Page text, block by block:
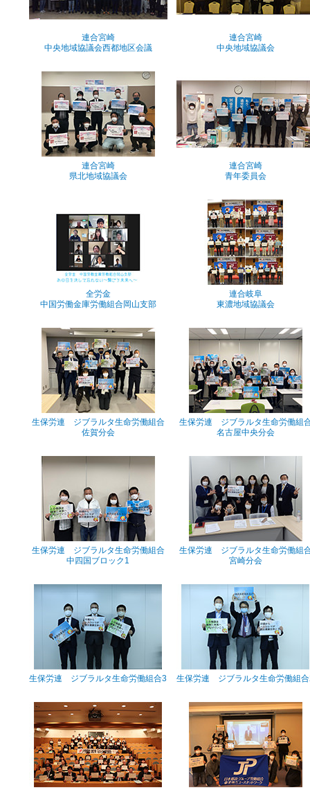
連合宮崎
中央地域協議会西都地区会議
連合宮崎
中央地域協議会
連合宮崎
県北地域協議会
連合宮崎
青年委員会
全労金
中国労働金庫労働組合岡山支部
連合岐阜
東濃地域協議会
生保労連 ジブラルタ生命労働組合
佐賀分会
生保労連 ジブラルタ生命労働組
名古屋中央分会
生保労連 ジブラルタ生命労働組合
中四国ブロック1
生保労連 ジブラルタ生命労働組
宮崎分会
生保労連 ジブラルタ生命労働組合3 生保労連 ジブラルタ生命労働組